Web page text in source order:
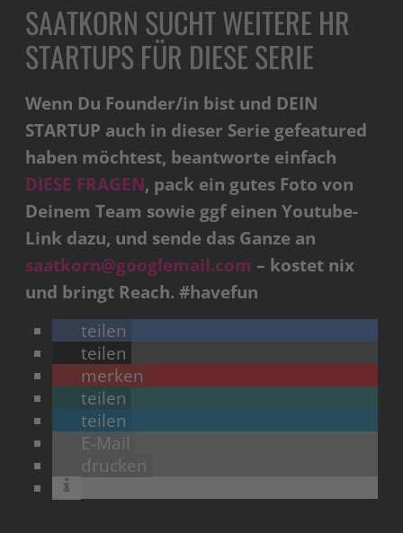
SAATKORN SUCHT WEITERE HR
STARTUPS FÜR DIESE SERIE
Wenn Du Founder/in bist und DEIN
STARTUP auch in dieser Serie gefeatured
haben möchtest, beantworte einfach
DIESE FRAGEN, pack ein gutes Foto von
Deinem Team sowie ggf einen Youtube-
Link dazu, und sende das Ganze an
saatkorn@googlemail.com – kostet nix
und bringt Reach. #havefun
teilen
teilen
merken
teilen
teilen
E-Mail
drucken